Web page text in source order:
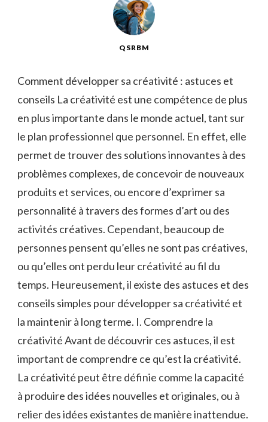
QSRBM
Comment développer sa créativité : astuces et
conseils La créativité est une compétence de plus
en plus importante dans le monde actuel, tant sur
le plan professionnel que personnel. En effet, elle
permet de trouver des solutions innovantes à des
problèmes complexes, de concevoir de nouveaux
produits et services, ou encore d’exprimer sa
personnalité à travers des formes d’art ou des
activités créatives. Cependant, beaucoup de
personnes pensent qu’elles ne sont pas créatives,
ou qu’elles ont perdu leur créativité au fil du
temps. Heureusement, il existe des astuces et des
conseils simples pour développer sa créativité et
la maintenir à long terme. I. Comprendre la
créativité Avant de découvrir ces astuces, il est
important de comprendre ce qu’est la créativité.
La créativité peut être définie comme la capacité
à produire des idées nouvelles et originales, ou à
relier des idées existantes de manière inattendue.